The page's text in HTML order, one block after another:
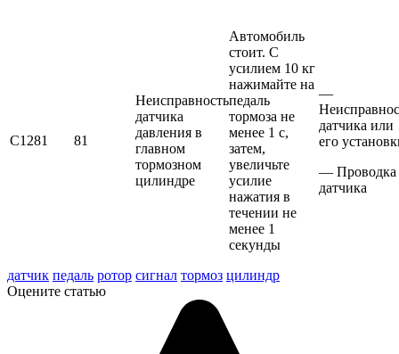
С1281 81
Неисправность
датчика
давления в
главном
тормозном
цилиндре
Автомобиль
стоит. С
усили­ем 10 кг
нажимайте на
педаль
тормоза не
менее 1 с,
затем,
увеличьте
усилие
нажатия в
течении не
менее 1
секунды
—
датчика или
его
— Проводка
датчика
датчик педаль ротор сигнал тормоз цилиндр
Оцените статью